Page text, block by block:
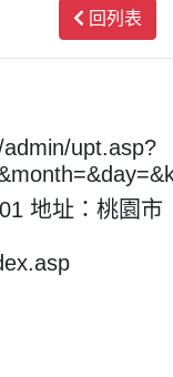
回列表
upt.asp?
地址：桃園市